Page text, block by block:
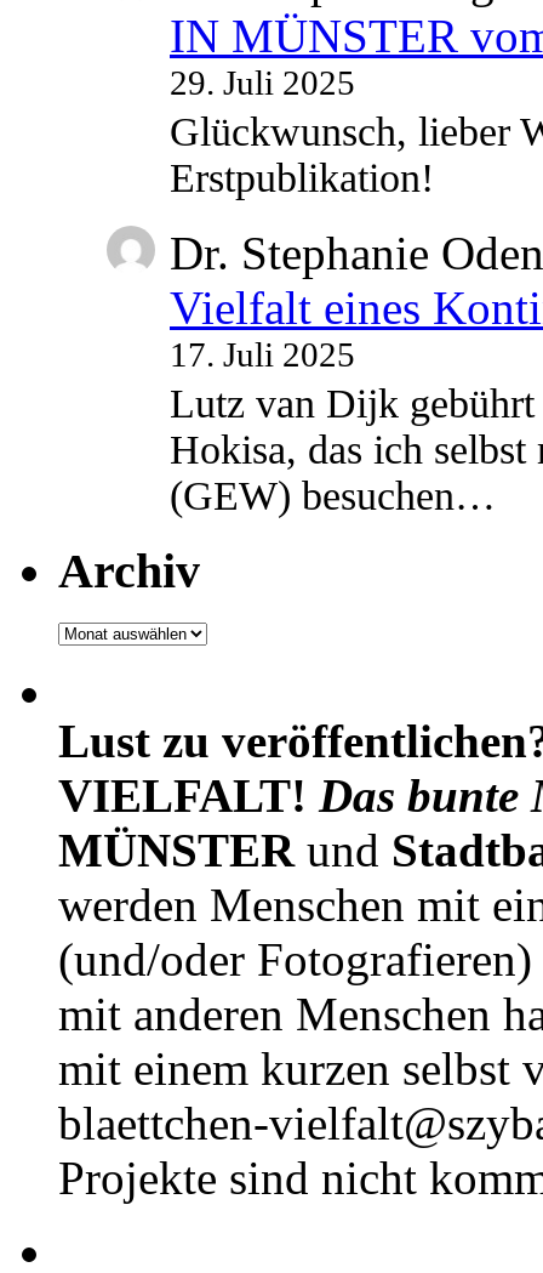
IN MÜNSTER
29. Juli 2025
Glückwunsch, lieber
Erstpublikation!
Dr. Stephanie
Vielfalt eines
17. Juli 2025
Lutz van Dijk
Hokisa, das ich
(GEW) besuchen…
Archiv
Archiv
Lust zu
VIELFALT! Das bunte
MÜNSTERund
werden Menschen mit
(und/oder
mit anderen Menschen
mit einem kurzen selbst
blaettchen-
Projekte sind nicht